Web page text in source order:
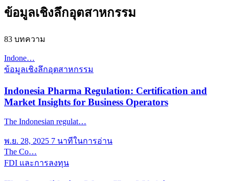
ข้อมูลเชิงลึกอุตสาหกรรม
83 บทความ
Indone…
ข้อมูลเชิงลึกอุตสาหกรรม
Indonesia Pharma Regulation: Certification and
Market Insights for Business Operators
The Indonesian regulat…
พ.ย. 28, 2025 7 นาทีในการอ่าน
The Co…
FDI และการลงทุน